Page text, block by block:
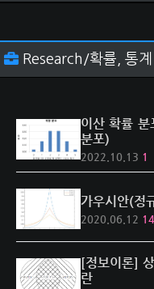
Research/확률, 통계
이산 확률
분포)
2022.10.13 1
가우시안(정
2020.06.12 14
[정보이론]
란